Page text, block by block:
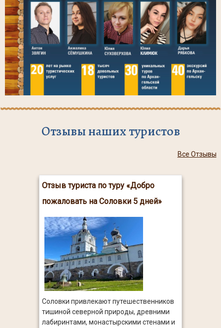
Отзывы наших туристов
Все Отзывы
Отзыв туриста по туру «Добро
пожаловать на Соловки 5 дней»
Соловки привлекают путешественников
тишиной северной природы, древними
лабиринтами, монастырскими стенами и